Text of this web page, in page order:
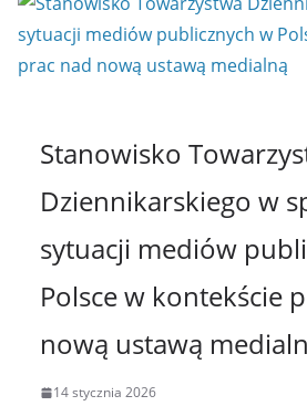
Stanowisko
Dziennikarskiego w
sytuacji mediów
Polsce w kontekście
nową ustawą
14 stycznia 2026